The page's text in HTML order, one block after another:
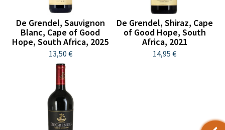
De Grendel, Sauvignon
Blanc, Cape of Good
Hope, South Africa, 2025
13,50 €
De Grendel, Shiraz, Cape
of Good Hope, South
Africa, 2021
14,95 €